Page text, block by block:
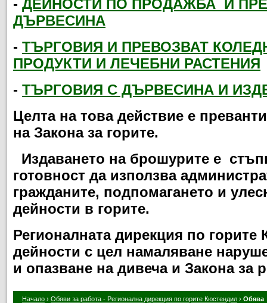
- ДЕЙНОСТИ ПО ПРОДАЖБА И
ДЪРВЕСИНА
- ТЪРГОВИЯ И ПРЕВОЗВАТ
ПРОДУКТИ И ЛЕЧЕБНИ РАСТЕНИЯ
- ТЪРГОВИЯ С ДЪРВЕСИНА И
Целта на това действие е
на Закона за горите.
Издаването на брошурите е
готовност да използва
гражданите, подпомагането и
дейности в горите.
Регионалната дирекция по
дейности с цел намаляване
и опазване на дивеча и Закона за
Начало › Обяви за работа - Регионална дирекция по горите Кюстендил › Обява